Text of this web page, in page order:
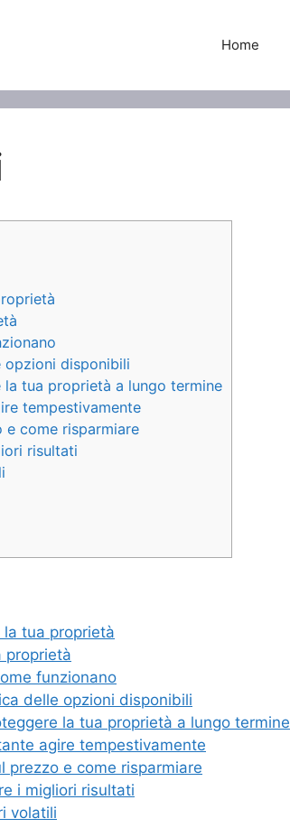
Home
opzioni disponibili
la tua proprietà a lungo termine
tempestivamente
e come risparmiare
risultati
tua proprietà
proprietà
funzionano
delle opzioni disponibili
la tua proprietà a lungo termine
agire tempestivamente
prezzo e come risparmiare
i migliori risultati
volatili